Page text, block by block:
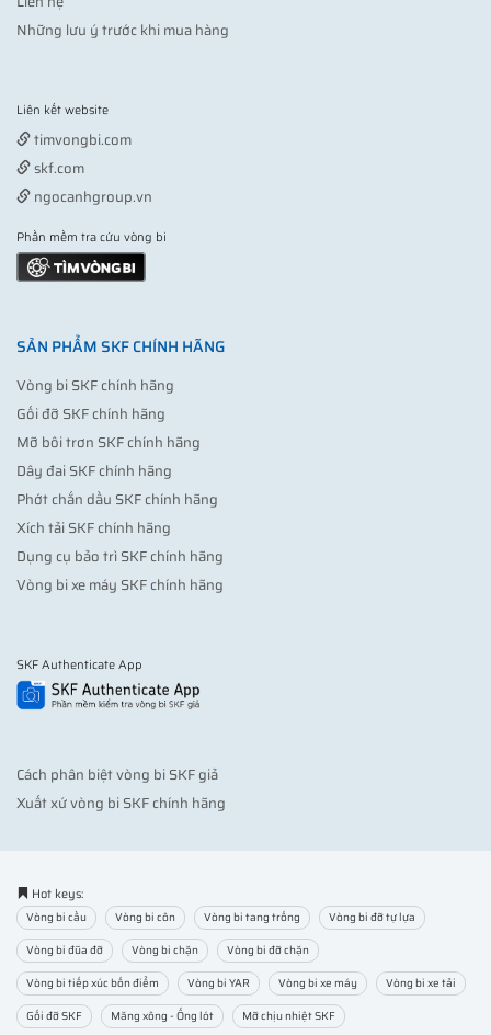
Những lưu ý trước khi mua hàng
Liên kết website
timvongbi.com
skf.com
ngocanhgroup.vn
Phần mềm tra cứu vòng bi
SẢN PHẨM SKF CHÍNH HÃNG
Vòng bi SKF chính hãng
Gối đỡ SKF chính hãng
Mỡ bôi trơn SKF chính hãng
Dây đai SKF chính hãng
Phớt chắn dầu SKF chính hãng
Xích tải SKF chính hãng
Dụng cụ bảo trì SKF chính hãng
Vòng bi xe máy SKF chính hãng
SKF Authenticate App
Cách phân biệt vòng bi SKF giả
Xuất xứ vòng bi SKF chính hãng
Hot keys:
Vòng bi cầu Vòng bi côn Vòng bi tang trống
Vòng bi đỡ tự lựa
Vòng bi đũa đỡ
Vòng bi chặn
Vòng bi đỡ chặn
Vòng bi tiếp xúc bốn điểm
Vòng bi YAR Vòng bi xe máy
Vòng bi xe tải
Gối đỡ SKF
Măng xông - Ống lót
Mỡ chịu nhiệt SKF